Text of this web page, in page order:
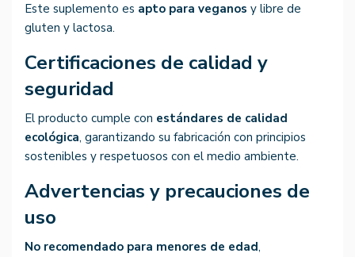
Este suplemento es apto para veganos y libre de
gluten y lactosa.
Certificaciones de calidad y
seguridad
El producto cumple con estándares de calidad
ecológica, garantizando su fabricación con principios
sostenibles y respetuosos con el medio ambiente.
Advertencias y precauciones de
uso
No recomendado para menores de edad,